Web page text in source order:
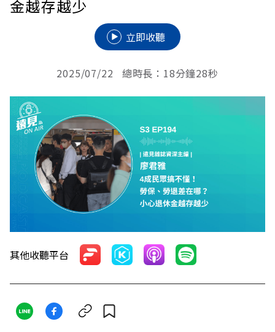
金越存越少
立即收聽
2025/07/22 總時長：18分鐘28秒
其他收聽平台